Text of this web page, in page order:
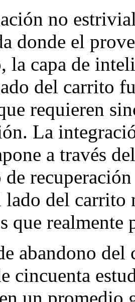
no
donde el
la capa de
del carrito
requieren
La
a través
lado del
que
abandono
cincuenta